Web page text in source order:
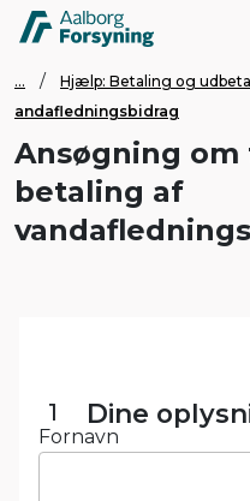
... Hjælp: Betaling og
andafledningsbidrag
Ansøgning
betaling af
1 Dine
Fornavn